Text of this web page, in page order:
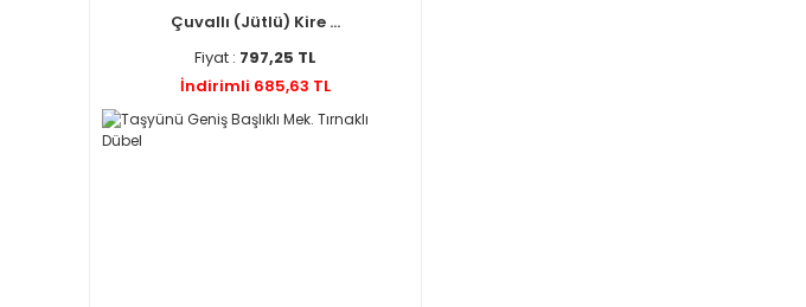
Çuvallı (Jütlü) Kire ...
Fiyat : 797,25 TL
İndirimli 685,63 TL